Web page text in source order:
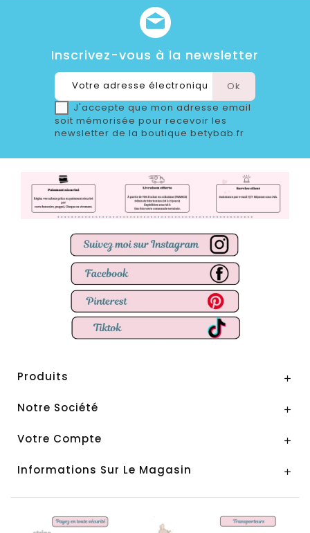
Inscrivez-vous à la newsletter
J'accepte que mon adresse email
soit mémorisée pour recevoir les
newsletter de la boutique betybab.fr
Produits 
Notre Société 
Votre Compte 
Informations Sur Le Magasin 